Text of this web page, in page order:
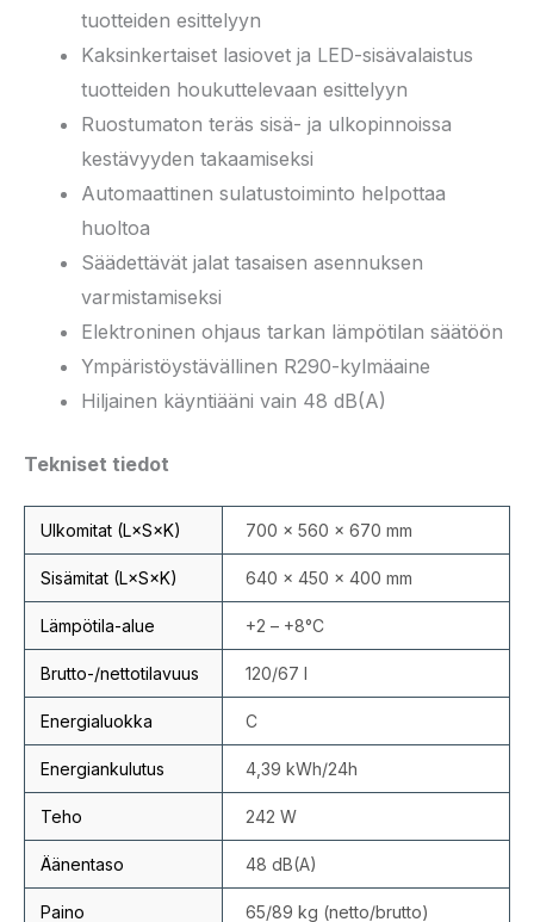
tuotteiden esittelyyn
Kaksinkertaiset lasiovet ja LED-sisävalaistus
tuotteiden houkuttelevaan esittelyyn
Ruostumaton teräs sisä- ja ulkopinnoissa
kestävyyden takaamiseksi
Automaattinen sulatustoiminto helpottaa
huoltoa
Säädettävät jalat tasaisen asennuksen
varmistamiseksi
Elektroninen ohjaus tarkan lämpötilan säätöön
Ympäristöystävällinen R290-kylmäaine
Hiljainen käyntiääni vain 48 dB(A)
Tekniset tiedot
Ulkomitat (L×S×K) 700 × 560 × 670 mm
Sisämitat (L×S×K) 640 × 450 × 400 mm
Lämpötila-alue +2 – +8°C
Brutto-/nettotilavuus 120/67 l
Energialuokka C
Energiankulutus 4,39 kWh/24h
Teho 242 W
Äänentaso 48 dB(A)
Paino 65/89 kg (netto/brutto)